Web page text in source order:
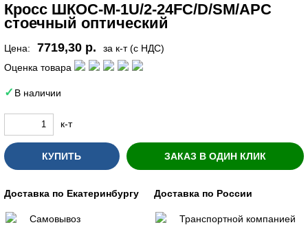
Кросс ШКОС-М-1U/2-24FC/D/SM/APC
стоечный оптический
Цена: 7719,30 р.
за к-т (с НДС)
Оценка товара
В наличии
к-т
КУПИТЬ ЗАКАЗ В ОДИН КЛИК
Доставка по Екатеринбургу
Самовывоз
Доставка по России
Транспортной компанией